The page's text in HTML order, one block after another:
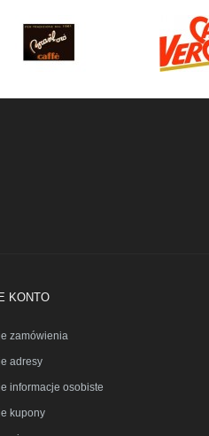
KONTO
zamówienia
adresy
informacje osobiste
kupony